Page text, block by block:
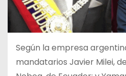
Según la empresa
mandatarios Javier Milei,